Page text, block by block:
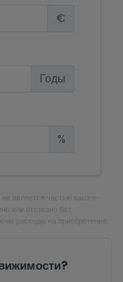
€
Годы
%
является частью какого-
или отозвано без
расходы на приобретение.